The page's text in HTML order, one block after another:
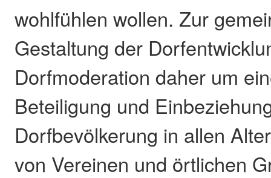
wohlfühlen wollen. Zur
Gestaltung der
Dorfmoderation daher um
Beteiligung und
Dorfbevölkerung in allen
von Vereinen und örtlichen